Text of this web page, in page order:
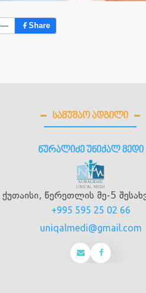
— Share
ᲡᲐᲛᲣᲨᲐᲝ ᲐᲓᲒᲘᲚᲘ
ნურალიძე უნიქალ მედი
ქუთაისი, წერეთლის მე-5
+995 595 25 02 66
uniqalmedi@gmail.com